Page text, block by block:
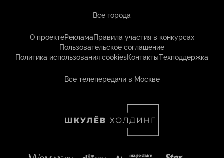
Все города
О проектеРекламаПравила участия в конкурсах
Пользовательское соглашение
Политика использования cookiesКонтактыТехподдержка
Все телепередачи в Москве